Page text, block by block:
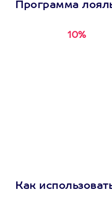
Программа
10%
Как